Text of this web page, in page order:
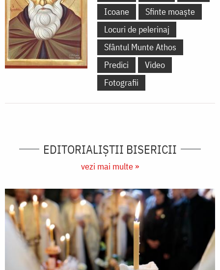
Icoane
Sfinte moaște
Locuri de pelerinaj
Sfântul Munte Athos
Predici
Video
Fotografii
EDITORIALIȘTII BISERICII
vezi mai multe »